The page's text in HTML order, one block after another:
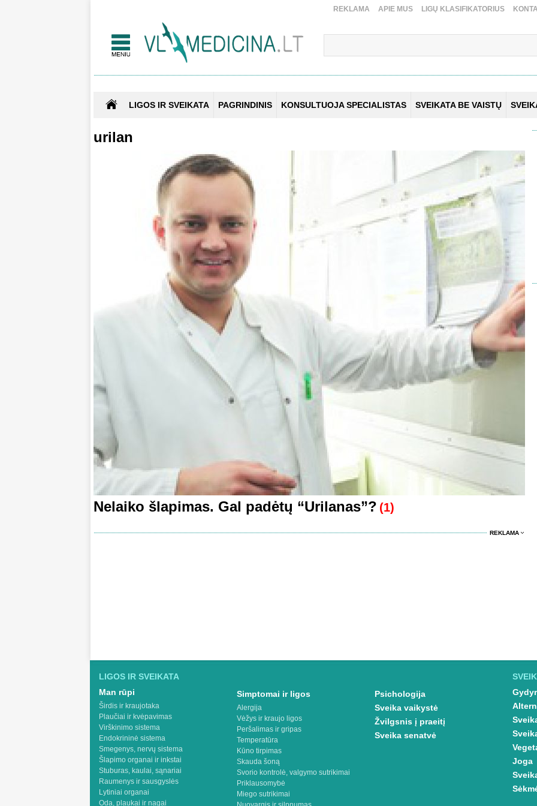
REKLAMA APIE MUS LIGŲ KLASIFIKATORIUS
LIGOS IR SVEIKATA PAGRINDINIS KONSULTUOJA SPECIALISTAS SVEIKATA BE VAISTŲ
urilan
Nelaiko šlapimas. Gal padėtų “Urilanas”? (1)
REKLAMA
LIGOS IR SVEIKATA
Man rūpi
Širdis ir kraujotaka
Plaučiai ir kvėpavimas
Virškinimo sistema
Endokrininė sistema
Smegenys, nervų sistema
Šlapimo organai ir inkstai
Stuburas, kaulai, sąnariai
Raumenys ir sausgyslės
Lytiniai organai
Oda, plaukai ir nagai
Simptomai ir ligos
Alergija
Vėžys ir kraujo ligos
Peršalimas ir gripas
Temperatūra
Kūno tirpimas
Skauda šoną
Svorio kontrolė, valgymo sutrikimai
Priklausomybė
Miego sutrikimai
Psichologija
Sveika vaikystė
Žvilgsnis į praeitį
Sveika senatvė
Joga